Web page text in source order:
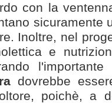
con la
sicuramente
Inoltre, nel
e
dovrebbe
poichè, a